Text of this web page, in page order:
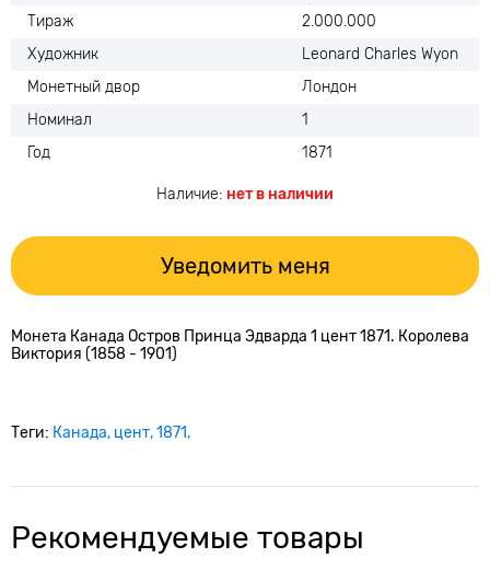
Тираж
2.000.000
Художник
Leonard Charles Wyon
Монетный двор
Лондон
Номинал
1
Год
1871
Наличие: нет в наличии
Уведомить меня
Монета Канада Остров Принца Эдварда 1 цент 1871. Королева
Виктория (1858 - 1901)
Теги: Канада цент 1871
Рекомендуемые товары